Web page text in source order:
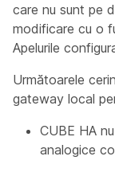
care nu sunt pe
modificare cu o
Apelurile
Următoarele
gateway local
CUBE HA
analogice